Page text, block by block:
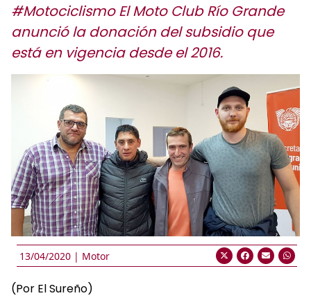
#Motociclismo El Moto Club Río Grande
anunció la donación del subsidio que
está en vigencia desde el 2016.
13/04/2020 | Motor
(Por El Sureño)